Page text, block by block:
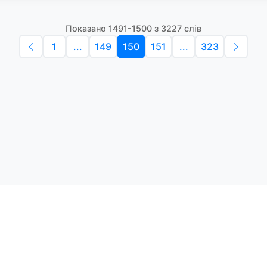
Показано 1491-1500 з 3227 слів
1 ... 149 150 151 ... 323